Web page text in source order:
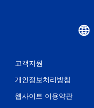
고객지원
개인정보처리방침
웹사이트 이용약관